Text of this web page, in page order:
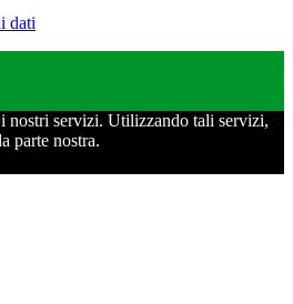
dati
nostri servizi. Utilizzando tali servizi,
parte nostra.